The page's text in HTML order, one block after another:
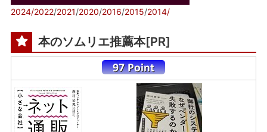
2024/2022/2021/2020/2016/2015/2014/
本のソムリエ推薦本[PR]